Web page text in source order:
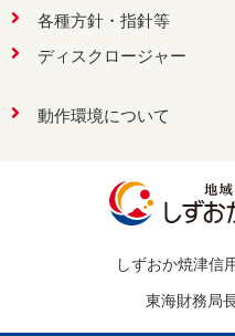
お
各種方針・指針等
ディスクロージャー
動作環境について
しずおか焼津
東海財務局